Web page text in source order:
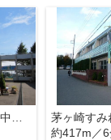
茅ヶ崎すみ
約417m／